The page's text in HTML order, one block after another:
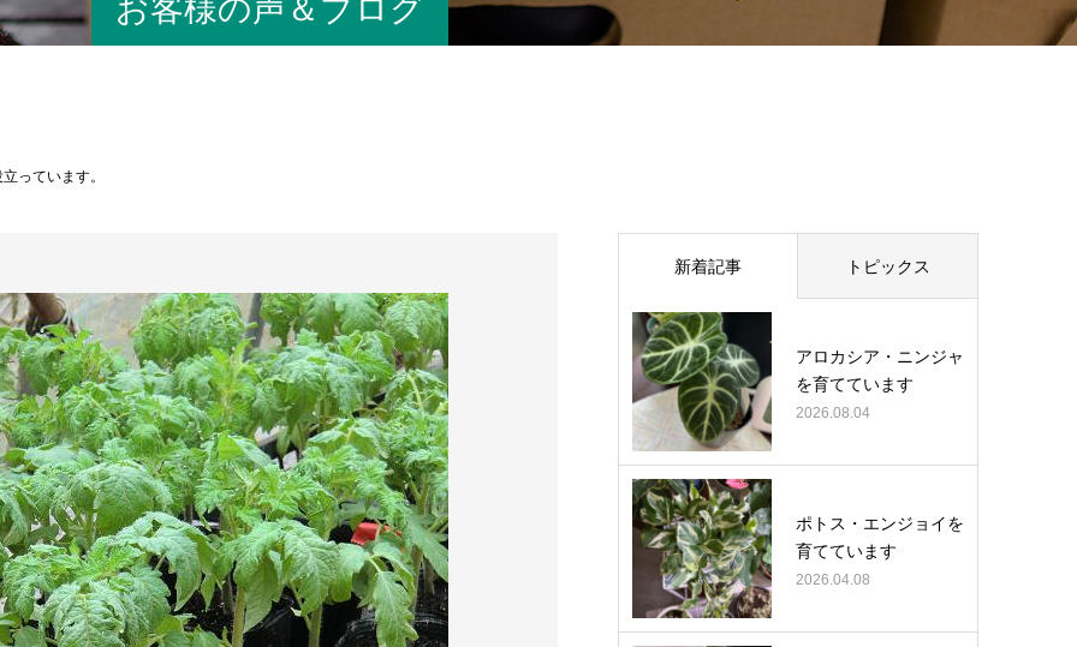
お客様の声＆ブログ
っています。
新着記事 トピックス
アロカシア・ニンジャ
を育てています
2026.08.04
ポトス・エンジョイを
育てています
2026.04.08